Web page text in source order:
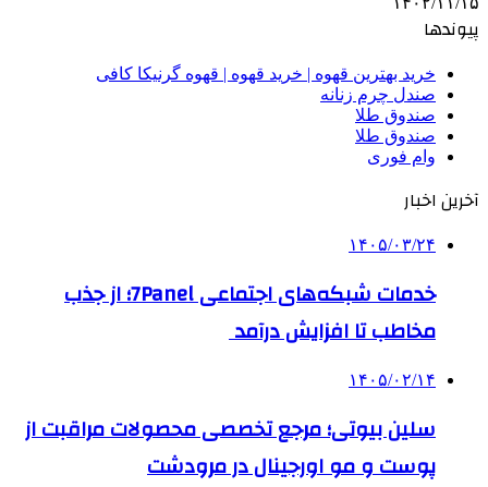
پیوندها
خرید بهترین قهوه | خرید قهوه | قهوه گرنیکا کافی
صندل چرم زنانه
صندوق طلا
صندوق طلا
وام فوری
آخرین اخبار
۱۴۰۵/۰۳/۲۴
خدمات شبکه‌های اجتماعی 7Panel؛ از جذب
مخاطب تا افزایش درآمد
۱۴۰۵/۰۲/۱۴
سلین بیوتی؛ مرجع تخصصی محصولات مراقبت از
پوست و مو اورجینال در مرودشت